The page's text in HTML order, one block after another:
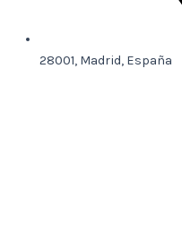
28001, Madrid, España